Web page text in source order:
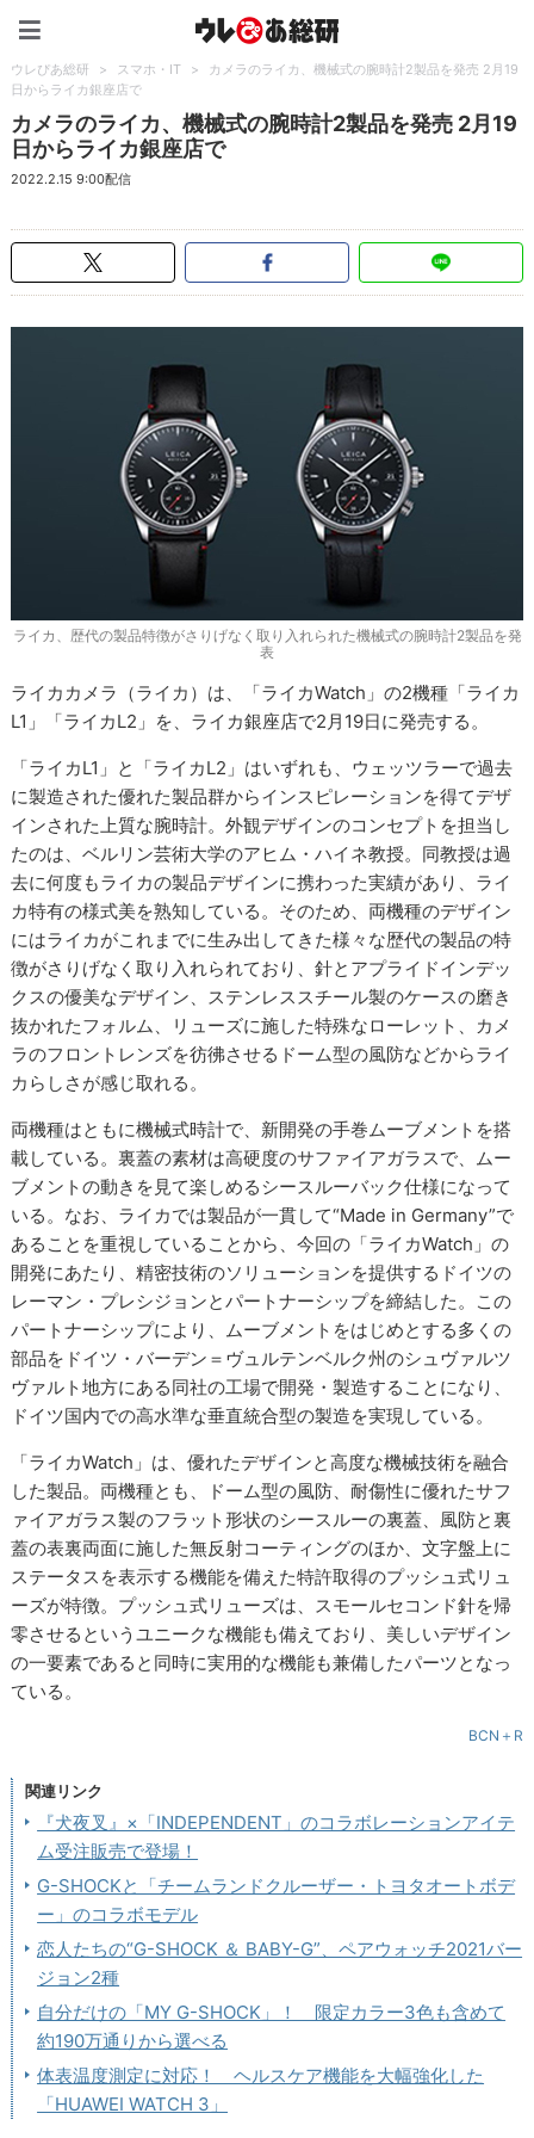
ウレぴあ総研 > スマホ・IT >
カメラのライカ、機械式の腕時計2製品を発売 2月19
日からライカ銀座店で
カメラのライカ、機械式の腕時計2製品を発売 2月19
日からライカ銀座店で
2022.2.15 9:00配信
ライカ、歴代の製品特徴がさりげなく取り入れられた機械式の腕時計2製品を発
表
ライカカメラ（ライカ）は、「ライカWatch」の2機種「ライカ
L1」「ライカL2」を、ライカ銀座店で2月19日に発売する。
「ライカL1」と「ライカL2」はいずれも、ウェッツラーで過去
に製造された優れた製品群からインスピレーションを得てデザ
インされた上質な腕時計。外観デザインのコンセプトを担当し
たのは、ベルリン芸術大学のアヒム・ハイネ教授。同教授は過
去に何度もライカの製品デザインに携わった実績があり、ライ
カ特有の様式美を熟知している。そのため、両機種のデザイン
にはライカがこれまでに生み出してきた様々な歴代の製品の特
徴がさりげなく取り入れられており、針とアプライドインデッ
クスの優美なデザイン、ステンレススチール製のケースの磨き
抜かれたフォルム、リューズに施した特殊なローレット、カメ
ラのフロントレンズを彷彿させるドーム型の風防などからライ
カらしさが感じ取れる。
両機種はともに機械式時計で、新開発の手巻ムーブメントを搭
載している。裏蓋の素材は高硬度のサファイアガラスで、ムー
ブメントの動きを見て楽しめるシースルーバック仕様になって
いる。なお、ライカでは製品が一貫して“Made in Germany”で
あることを重視していることから、今回の「ライカWatch」の
開発にあたり、精密技術のソリューションを提供するドイツの
レーマン・プレシジョンとパートナーシップを締結した。この
パートナーシップにより、ムーブメントをはじめとする多くの
部品をドイツ・バーデン＝ヴュルテンベルク州のシュヴァルツ
ヴァルト地方にある同社の工場で開発・製造することになり、
ドイツ国内での高水準な垂直統合型の製造を実現している。
「ライカWatch」は、優れたデザインと高度な機械技術を融合
した製品。両機種とも、ドーム型の風防、耐傷性に優れたサフ
ァイアガラス製のフラット形状のシースルーの裏蓋、風防と裏
蓋の表裏両面に施した無反射コーティングのほか、文字盤上に
ステータスを表示する機能を備えた特許取得のプッシュ式リュ
ーズが特徴。プッシュ式リューズは、スモールセコンド針を帰
零させるというユニークな機能も備えており、美しいデザイン
の一要素であると同時に実用的な機能も兼備したパーツとなっ
ている。
BCN＋R
関連リンク
『犬夜叉』×「INDEPENDENT」のコラボレーションアイテ
ム受注販売で登場！
G-SHOCKと「チームランドクルーザー・トヨタオートボデ
ー」のコラボモデル
恋人たちの“G-SHOCK ＆ BABY-G”、ペアウォッチ2021バー
ジョン2種
自分だけの「MY G-SHOCK」！ 限定カラー3色も含めて
約190万通りから選べる
体表温度測定に対応！ ヘルスケア機能を大幅強化した
「HUAWEI WATCH 3」